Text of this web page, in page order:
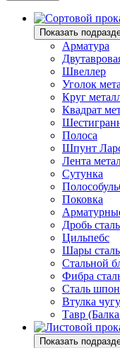
Показать
Арматура
Швеллер
Уголок
Круг
Квадрат
Полоса
Шпунт
Лента
Сутунка
Поковка
Дробь
Цильпебс
Шары
Стальной
Фибра
Сталь
Втулка
Тавр
Показать